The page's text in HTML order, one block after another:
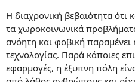
Η διαχρονική βεβαιότητα ότι
τα χωροκοινωνικά
ανόητη και φοβική
τεχνολογίας. Παρά κάποιες
εφαρμογές, η έξυπνη πόλη